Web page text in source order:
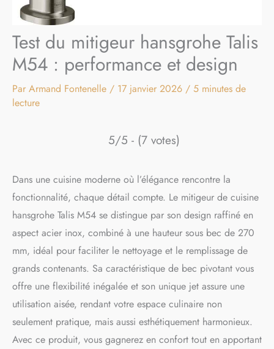
Test du mitigeur hansgrohe Talis
M54 : performance et design
Par Armand Fontenelle / 17 janvier 2026 / 5 minutes de
lecture
5/5 - (7 votes)
Dans une cuisine moderne où l’élégance rencontre la
fonctionnalité, chaque détail compte. Le mitigeur de cuisine
hansgrohe Talis M54 se distingue par son design raffiné en
aspect acier inox, combiné à une hauteur sous bec de 270
mm, idéal pour faciliter le nettoyage et le remplissage de
grands contenants. Sa caractéristique de bec pivotant vous
offre une flexibilité inégalée et son unique jet assure une
utilisation aisée, rendant votre espace culinaire non
seulement pratique, mais aussi esthétiquement harmonieux.
Avec ce produit, vous gagnerez en confort tout en apportant